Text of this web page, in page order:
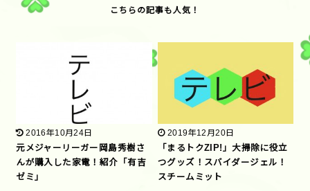
2016年10月24日
元メジャーリーガー岡島秀樹さ
んが購入した家電！紹介「有吉
ゼミ」
2019年12月20日
「まるトクZIP!」大掃除に役立
つグッズ！スバイダージェル！
スチームミット